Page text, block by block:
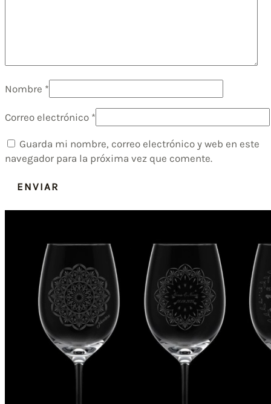
Nombre *
Correo electrónico *
Guarda mi nombre, correo electrónico y web en este
navegador para la próxima vez que comente.